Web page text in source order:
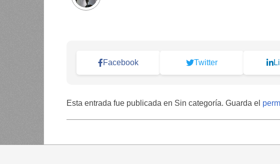
Facebook Twitter
Esta entrada fue publicada en Sin categoría. Guarda el